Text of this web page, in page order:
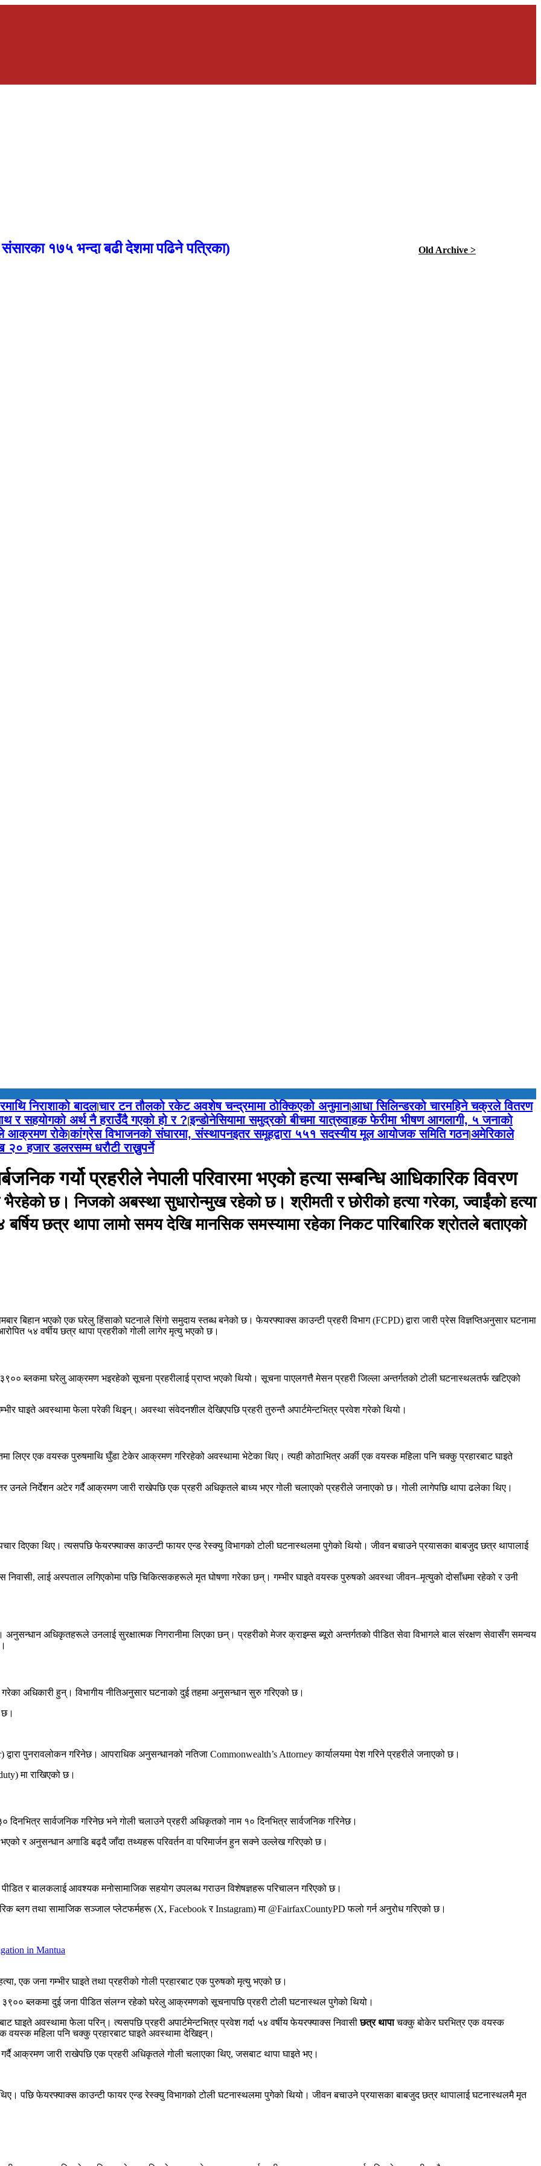
संसारका १७५ भन्दा बढी देशमा पढिने पत्रिका) Old Archive >
निराशाको बादल|चार टन तौलको रकेट अवशेष चन्द्रमामा ठोक्किएको अनुमान|आधा सिलिन्डरको चारमहिने चक्रले वितरण
र सहयोगको अर्थ नै हराउँदै गएको हो र ? |इन्डोनेसियामा समुद्रको बीचमा यात्रुवाहक फेरीमा भीषण आगलागी, ५ जनाको
आक्रमण रोके|कांग्रेस विभाजनको संघारमा, संस्थापनइतर समूहद्वारा ५५१ सदस्यीय मूल आयोजक समिति गठन|अमेरिकाले
हजार डलरसम्म धरौटी राख्नुपर्ने
गर्यो प्रहरीले नेपाली परिवारमा भएको हत्या सम्बन्धि आधिकारिक विवरण
छ। निजको अबस्था सुधारोन्मुख रहेको छ। श्रीमती र छोरीको हत्या गरेका, ज्वाईंको हत्या
बर्षिय छत्र थापा लामो समय देखि मानसिक समस्यामा रहेका निकट पारिबारिक श्रोतले बताएको
बिहान भएको एक घरेलु हिंसाको घटनाले सिंगो समुदाय स्तब्ध बनेको छ। फेयरफ्याक्स काउन्टी प्रहरी विभाग (FCPD) द्वारा जारी प्रेस विज्ञप्तिअनुसार घटनामा
५४ वर्षीय छत्र थापा प्रहरीको गोली लागेर मृत्यु भएको छ।
ब्लकमा घरेलु आक्रमण भइरहेको सूचना प्रहरीलाई प्राप्त भएको थियो। सूचना पाएलगत्तै मेसन प्रहरी जिल्ला अन्तर्गतको टोली घटनास्थलतर्फ खटिएको
घाइते अवस्थामा फेला परेकी थिइन्। अवस्था संवेदनशील देखिएपछि प्रहरी तुरुन्तै अपार्टमेन्टभित्र प्रवेश गरेको थियो।
लिएर एक वयस्क पुरुषमाथि घुँडा टेकेर आक्रमण गरिरहेको अवस्थामा भेटेका थिए। त्यही कोठाभित्र अर्की एक वयस्क महिला पनि चक्कु प्रहारबाट घाइते
निर्देशन अटेर गर्दै आक्रमण जारी राखेपछि एक प्रहरी अधिकृतले बाध्य भएर गोली चलाएको प्रहरीले जनाएको छ। गोली लागेपछि थापा ढलेका थिए।
दिएका थिए। त्यसपछि फेयरफ्याक्स काउन्टी फायर एन्ड रेस्क्यु विभागको टोली घटनास्थलमा पुगेको थियो। जीवन बचाउने प्रयासका बाबजुद छत्र थापालाई
निवासी, लाई अस्पताल लगिएकोमा पछि चिकित्सकहरूले मृत घोषणा गरेका छन्। गम्भीर घाइते वयस्क पुरुषको अवस्था जीवन–मृत्युको दोसाँधमा रहेको र उनी
अधिकृतहरूले उनलाई सुरक्षात्मक निगरानीमा लिएका छन्। प्रहरीको मेजर क्राइम्स ब्यूरो अन्तर्गतको पीडित सेवा विभागले बाल संरक्षण सेवासँग समन्वय
अधिकारी हुन्। विभागीय नीतिअनुसार घटनाको दुई तहमा अनुसन्धान सुरु गरिएको छ।
छ।
पुनरावलोकन गरिनेछ। आपराधिक अनुसन्धानको नतिजा Commonwealth’s Attorney कार्यालयमा पेश गरिने प्रहरीले जनाएको छ।
मा राखिएको छ।
दिनभित्र सार्वजनिक गरिनेछ भने गोली चलाउने प्रहरी अधिकृतको नाम १० दिनभित्र सार्वजनिक गरिनेछ।
भएको र अनुसन्धान अगाडि बढ्दै जाँदा तथ्यहरू परिवर्तन वा परिमार्जन हुन सक्ने उल्लेख गरिएको छ।
र बालकलाई आवश्यक मनोसामाजिक सहयोग उपलब्ध गराउन विशेषज्ञहरू परिचालन गरिएको छ।
ब्लग तथा सामाजिक सञ्जाल प्लेटफर्महरू (X, Facebook र Instagram) मा @FairfaxCountyPD फलो गर्न अनुरोध गरिएको छ।
in Mantua
एक जना गम्भीर घाइते तथा प्रहरीको गोली प्रहारबाट एक पुरुषको मृत्यु भएको छ।
३९०० ब्लकमा दुई जना पीडित संलग्न रहेको घरेलु आक्रमणको सूचनापछि प्रहरी टोली घटनास्थल पुगेको थियो।
घाइते अवस्थामा फेला परिन्। त्यसपछि प्रहरी अपार्टमेन्टभित्र प्रवेश गर्दा ५४ वर्षीय फेयरफ्याक्स निवासीछत्र थापाचक्कु बोकेर घरभित्र एक वयस्क
महिला पनि चक्कु प्रहारबाट घाइते अवस्थामा देखिइन्।
आक्रमण जारी राखेपछि एक प्रहरी अधिकृतले गोली चलाएका थिए, जसबाट थापा घाइते भए।
पछि फेयरफ्याक्स काउन्टी फायर एन्ड रेस्क्यु विभागको टोली घटनास्थलमा पुगेको थियो। जीवन बचाउने प्रयासका बाबजुद छत्र थापालाई घटनास्थलमै मृत